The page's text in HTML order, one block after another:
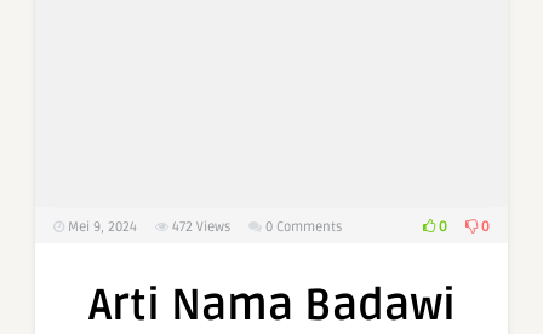
Mei 9, 2024 472 Views 0 Comments 0 0
Arti Nama Badawi